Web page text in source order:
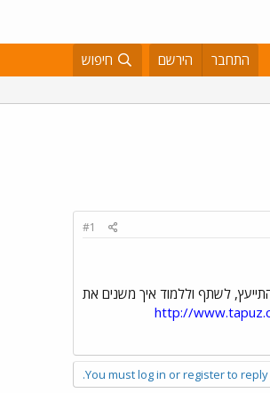
התחבר הירשם חיפוש
#1
לשתף וללמוד איך משנים את
http://
You must log in or register to reply